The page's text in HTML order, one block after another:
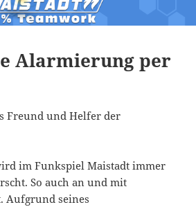
Alarmierung per
Freund und Helfer der
im Funkspiel Maistadt immer
So auch an und mit
Aufgrund seines